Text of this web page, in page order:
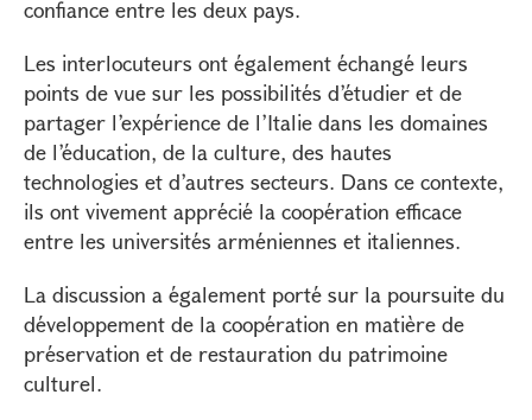
confiance entre les deux pays.
Les interlocuteurs ont également échangé leurs
points de vue sur les possibilités d’étudier et de
partager l’expérience de l’Italie dans les domaines
de l’éducation, de la culture, des hautes
technologies et d’autres secteurs. Dans ce contexte,
ils ont vivement apprécié la coopération efficace
entre les universités arméniennes et italiennes.
La discussion a également porté sur la poursuite du
développement de la coopération en matière de
préservation et de restauration du patrimoine
culturel.